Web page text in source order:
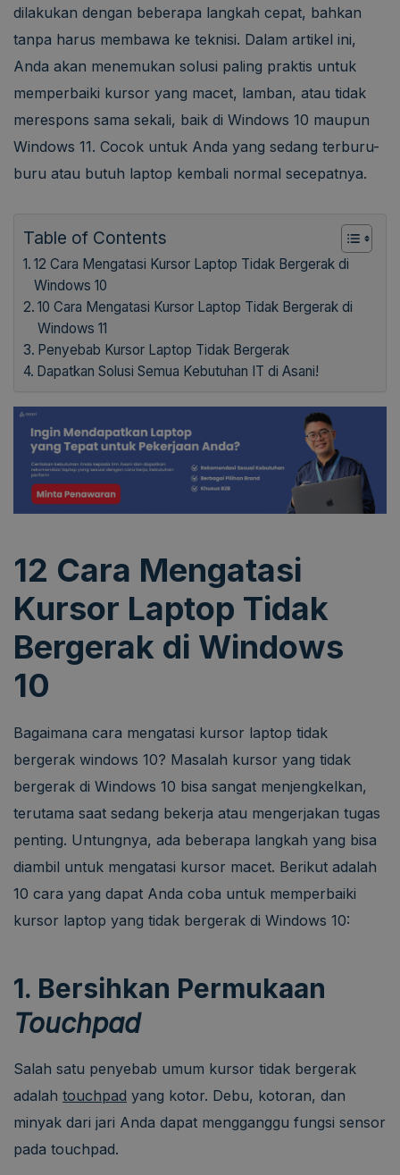
dilakukan dengan beberapa langkah cepat, bahkan
tanpa harus membawa ke teknisi. Dalam artikel ini,
Anda akan menemukan solusi paling praktis untuk
memperbaiki kursor yang macet, lamban, atau tidak
merespons sama sekali, baik di Windows 10 maupun
Windows 11. Cocok untuk Anda yang sedang terburu-
buru atau butuh laptop kembali normal secepatnya.
Table of Contents
12 Cara Mengatasi Kursor Laptop Tidak Bergerak di
Windows 10
10 Cara Mengatasi Kursor Laptop Tidak Bergerak di
Windows 11
Penyebab Kursor Laptop Tidak Bergerak
Dapatkan Solusi Semua Kebutuhan IT di Asani!
12 Cara Mengatasi
Kursor Laptop Tidak
Bergerak di Windows
10
Bagaimana cara mengatasi kursor laptop tidak
bergerak windows 10? Masalah kursor yang tidak
bergerak di Windows 10 bisa sangat menjengkelkan,
terutama saat sedang bekerja atau mengerjakan tugas
penting. Untungnya, ada beberapa langkah yang bisa
diambil untuk mengatasi kursor macet. Berikut adalah
10 cara yang dapat Anda coba untuk memperbaiki
kursor laptop yang tidak bergerak di Windows 10:
1. Bersihkan Permukaan
Touchpad
Salah satu penyebab umum kursor tidak bergerak
adalah touchpad yang kotor. Debu, kotoran, dan
minyak dari jari Anda dapat mengganggu fungsi sensor
pada touchpad.